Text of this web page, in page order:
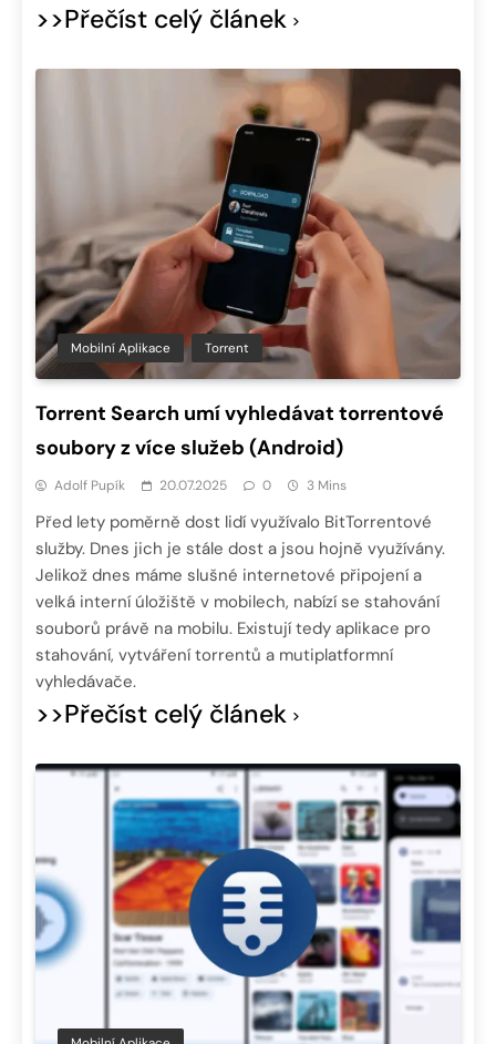
>>Přečíst celý článek
Mobilní Aplikace Torrent
Torrent Search umí vyhledávat torrentové
soubory z více služeb (Android)
Adolf Pupík 20.07.2025 0 3 Mins
Před lety poměrně dost lidí využívalo BitTorrentové
služby. Dnes jich je stále dost a jsou hojně využívány.
Jelikož dnes máme slušné internetové připojení a
velká interní úložiště v mobilech, nabízí se stahování
souborů právě na mobilu. Existují tedy aplikace pro
stahování, vytváření torrentů a mutiplatformní
vyhledávače.
>>Přečíst celý článek